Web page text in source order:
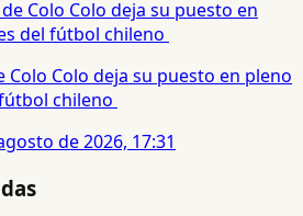
Colo Colo deja su puesto en pleno
chileno
de 2026, 17:31